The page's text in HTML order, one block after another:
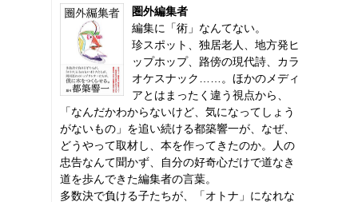
圏外編集者
編集に「術」なんてない。
珍スポット、独居老人、地方発ヒ
ップホップ、路傍の現代詩、カラ
オケスナック……。ほかのメディ
アとはまったく違う視点から、
「なんだかわからないけど、気になってしょう
がないもの」を追い続ける都築響一が、なぜ、
どうやって取材し、本を作ってきたのか。人の
忠告なんて聞かず、自分の好奇心だけで道なき
道を歩んできた編集者の言葉。
多数決で負ける子たちが、「オトナ」になれな